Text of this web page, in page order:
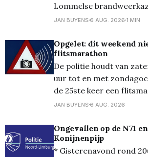
Lommelse
van de stelplaats werd
autopomp gestolen. Het
aangedreven
waarde van 30.000
o.a. een hydraulische
JAN BUYENS 6 AUG. 2026 1 MIN
Opgelet: dit weekend
flitsmarathon
De politie houdt van
uur tot en met
de 25ste keer een
over het hele land wordt
zowel met bemande als
radars. Opletten dus,
uiteraard ook zonder
JAN BUYENS 6 AUG. 2026
Ongevallen op de N71
Konijnenpijp
* Gisterenavond rond